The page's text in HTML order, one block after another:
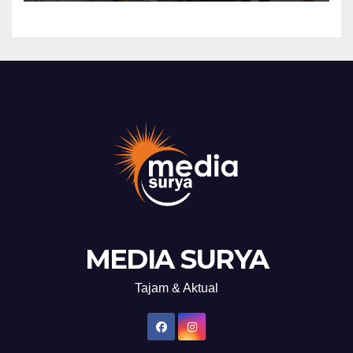
MEDIA SURYA
Tajam & Aktual